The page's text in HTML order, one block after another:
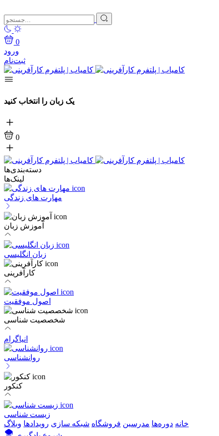
0
ورود
ثبت‌نام
یک زبان را انتخاب کنید
0
دسته‌بندی‌ها
لینک‌ها
مهارت های زندگی
آموزش زبان
زبان انگلیسی
کارآفرینی
اصول موفقیت
شخصصیت شناسی
انیاگرام
روانشناسی
کنکور
زیست شناسی
خانه دوره‌ها مدرسین فروشگاه شبکه سازی رویداد‌ها وبلاگ